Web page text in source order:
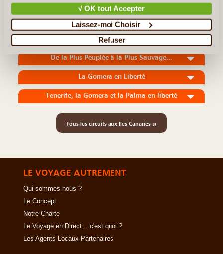
√ OK tout Accepter
Laissez-moi Choisir
Refuser
sud et de nombreuses curiosités à (...)
En détail ≻
De la Plus Peuplée à la Plus Sauvage...
La Gomera en Liberté
Tenerife, la Gomera et la Palma en liberté
Tous les circuits aux Iles Canaries »
LE VOYAGE AUTREMENT
Qui sommes-nous ?
Le Concept
Notre Charte
Le Voyage en Direct... c'est quoi ?
Les Agents Locaux Partenaires